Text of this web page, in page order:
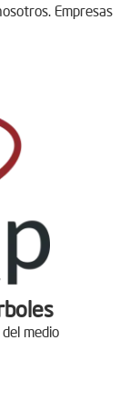
Empresas
medio